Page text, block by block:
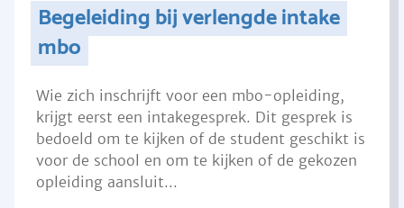
Begeleiding bij verlengde intake
mbo
Wie zich inschrijft voor een mbo-opleiding,
krijgt eerst een intakegesprek. Dit gesprek is
bedoeld om te kijken of de student geschikt is
voor de school en om te kijken of de gekozen
opleiding aansluit...